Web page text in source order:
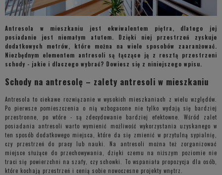
Antresola w mieszkaniu jest ekwiwalentem piętra, dlatego jej
posiadanie jest niemałym atutem. Dzięki niej przestrzeń zyskuje
dodatkowych metrów, które można na wiele sposobów zaaranżować.
Niezbędnym elementem antresoli są łączące ją z resztą przestrzeni
schody - jakie i dlaczego wybrać? Dowiesz się z niniejszego wpisu.
Schody na antresolę – zalety antresoli w mieszkaniu
Antresola to ciekawe rozwiązanie w wysokich mieszkaniach z wielu względów.
Po pierwsze pomieszczenia o nią wzbogacone nie tylko wydają się bardziej
przestronne, po wtóre - są zdecydowanie bardziej efektowne. Wśród zalet
posiadania antresoli warto wymienić możliwość wykorzystania uzyskanego w
ten sposób dodatkowego miejsca, które da się zmienić w przytulną sypialnię,
czy przestrzeń do pracy lub nauki. Na antresoli można też zorganizować
miejsce służące do przechowywania, dzięki czemu na niższym poziomie nie
traci się powierzchni na szafy, czy schowki. To wspaniała propozycja dla osób,
które kochają przestrzeń i cenią sobie nowoczesne projekty wnętrz.